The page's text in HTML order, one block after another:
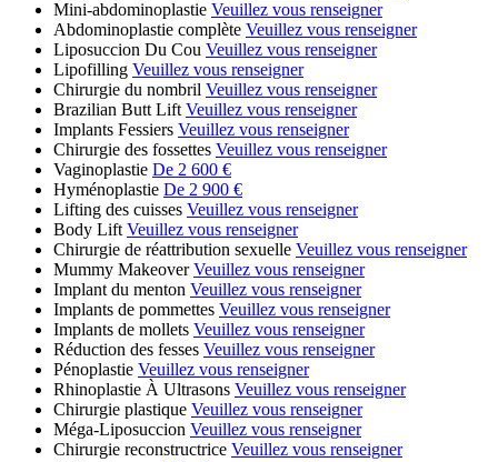
Mini-abdominoplastie Veuillez vous renseigner
Abdominoplastie complète Veuillez vous renseigner
Liposuccion Du Cou Veuillez vous renseigner
Lipofilling Veuillez vous renseigner
Chirurgie du nombril Veuillez vous renseigner
Brazilian Butt Lift Veuillez vous renseigner
Implants Fessiers Veuillez vous renseigner
Chirurgie des fossettes Veuillez vous renseigner
Vaginoplastie De 2 600 €
Hyménoplastie De 2 900 €
Lifting des cuisses Veuillez vous renseigner
Body Lift Veuillez vous renseigner
Chirurgie de réattribution sexuelle Veuillez vous renseigner
Mummy Makeover Veuillez vous renseigner
Implant du menton Veuillez vous renseigner
Implants de pommettes Veuillez vous renseigner
Implants de mollets Veuillez vous renseigner
Réduction des fesses Veuillez vous renseigner
Pénoplastie Veuillez vous renseigner
Rhinoplastie À Ultrasons Veuillez vous renseigner
Chirurgie plastique Veuillez vous renseigner
Méga-Liposuccion Veuillez vous renseigner
Chirurgie reconstructrice Veuillez vous renseigner